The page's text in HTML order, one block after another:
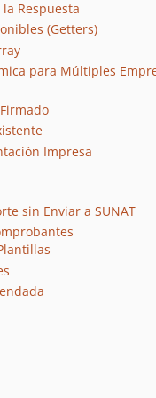
Respuesta
(Getters)
para Múltiples
Impresa
sin Enviar a SUNAT